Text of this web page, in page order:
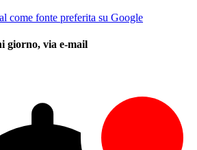
come fonte preferita su Google
giorno, via e-mail